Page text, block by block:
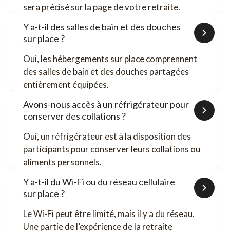
sera précisé sur la page de votre retraite.
Y a-t-il des salles de bain et des douches
sur place ?
Oui, les hébergements sur place comprennent
des salles de bain et des douches partagées
entièrement équipées.
Avons-nous accès à un réfrigérateur pour
conserver des collations ?
Oui, un réfrigérateur est à la disposition des
participants pour conserver leurs collations ou
aliments personnels.
Y a-t-il du Wi-Fi ou du réseau cellulaire
sur place ?
Le Wi-Fi peut être limité, mais il y a du réseau.
Une partie de l’expérience de la retraite